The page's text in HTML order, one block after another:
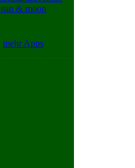
sun & moon
mehr Apps